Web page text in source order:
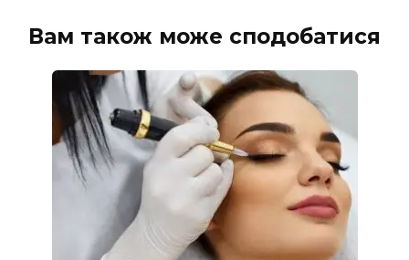
Вам також може сподобатися